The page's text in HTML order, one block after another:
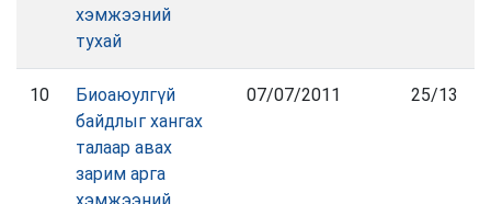
хэмжээний
тухай
10
Биоаюулгүй
байдлыг хангах
талаар авах
зарим арга
07/07/2011 25/13